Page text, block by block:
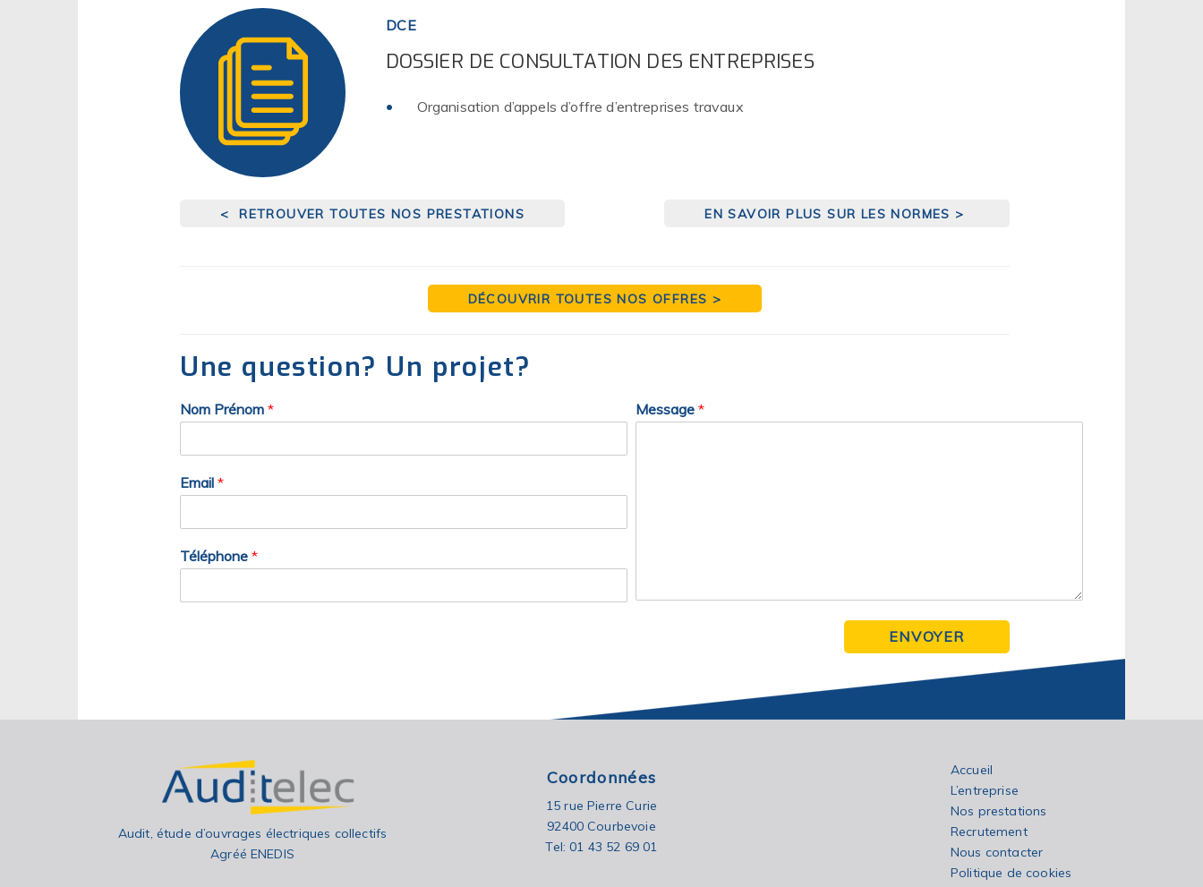
DCE
DOSSIER DE CONSULTATION DES ENTREPRISES
Organisation d’appels d’offre d’entreprises travaux
EN SAVOIR PLUS SUR LES NORMES >
< RETROUVER TOUTES NOS PRESTATIONS
DÉCOUVRIR TOUTES NOS OFFRES >
Une question? Un projet?
Nom Prénom *
Email *
Téléphone *
Message*
ENVOYER
Audit, étude d’ouvrages électriques collectifs
Agréé ENEDIS
Coordonnées
15 rue Pierre Curie
92400 Courbevoie
Tel: 01 43 52 69 01
Accueil
L’entreprise
Nos prestations
Recrutement
Nous contacter
Politique de cookies